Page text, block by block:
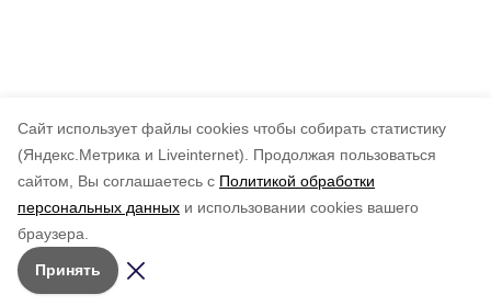
Cайт использует файлы cookies чтобы собирать статистику
(Яндекс.Метрика и Liveinternet).
Продолжая пользоваться
сайтом, Вы соглашаетесь с Политикой обработки
персональных данных и использовании cookies вашего
браузера.
Принять